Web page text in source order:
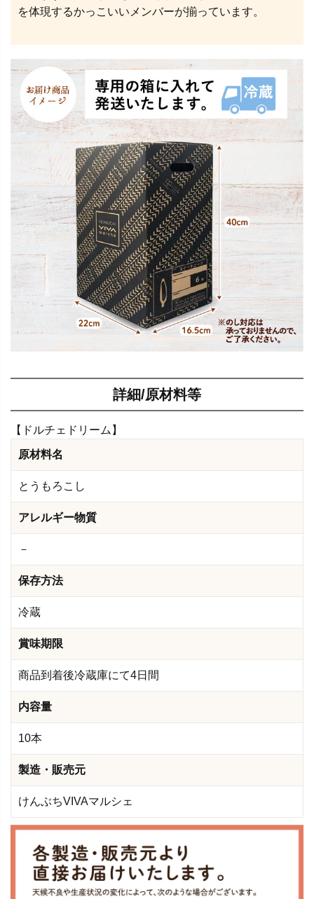
を体現するかっこいいメンバーが揃っています。
詳細/原材料等
【ドルチェドリーム】
原材料名
とうもろこし
アレルギー物質
－
保存方法
冷蔵
賞味期限
商品到着後冷蔵庫にて4日間
内容量
10本
製造・販売元
けんぶちVIVAマルシェ